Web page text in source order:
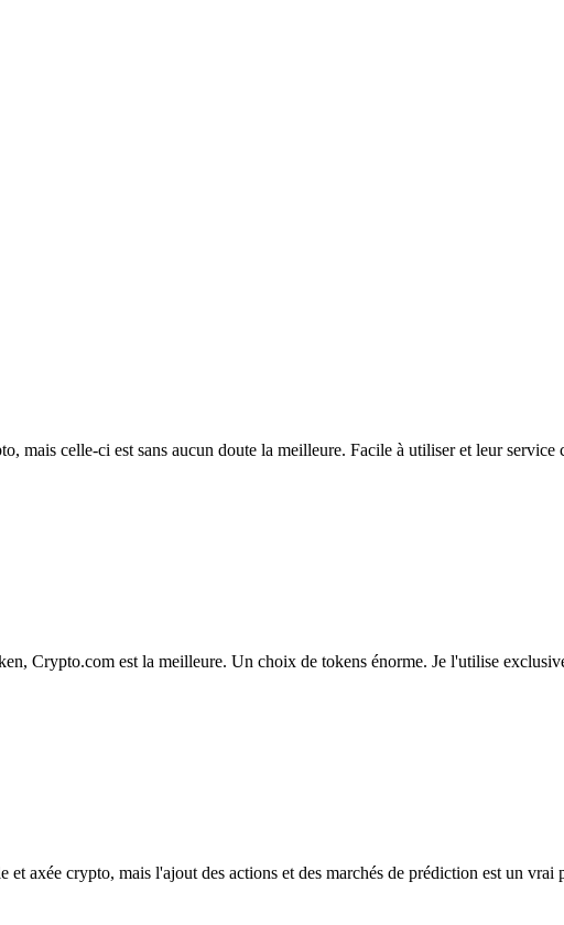
mais celle-ci est sans aucun doute la meilleure. Facile à utiliser et leur service
Crypto.com est la meilleure. Un choix de tokens énorme. Je l'utilise
et axée crypto, mais l'ajout des actions et des marchés de prédiction est un